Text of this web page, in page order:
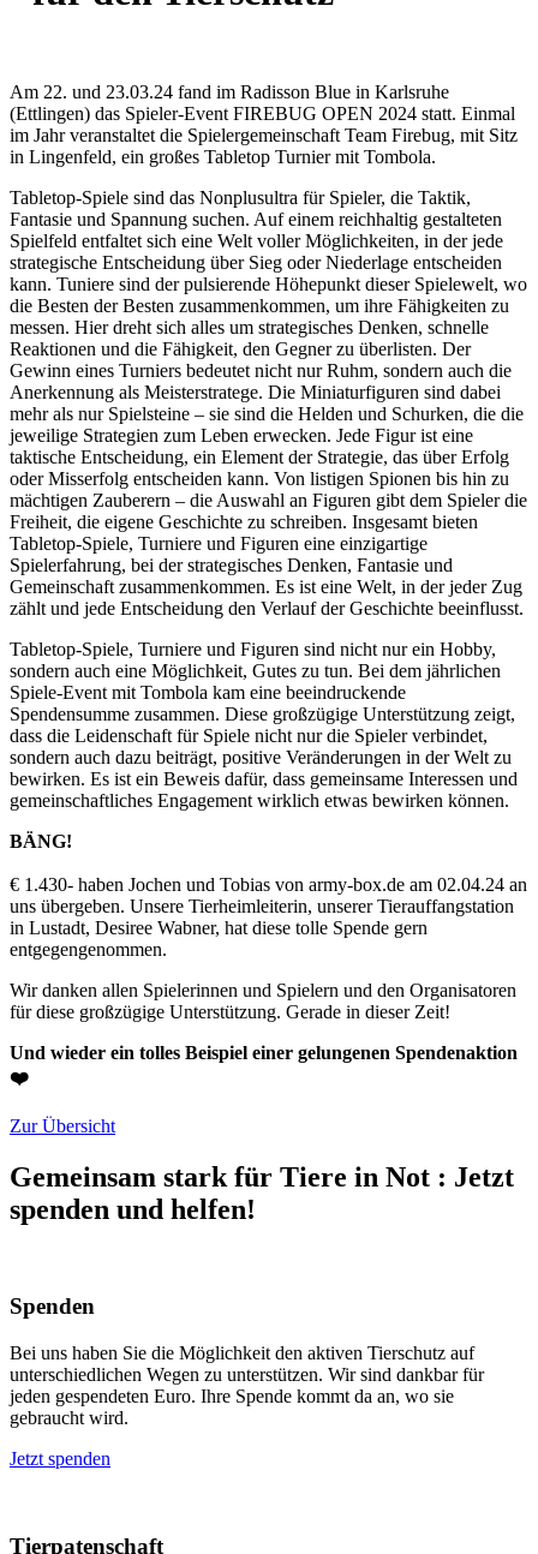
Am 22. und 23.03.24 fand im Radisson Blue in Karlsruhe
(Ettlingen) das Spieler-Event FIREBUG OPEN 2024 statt. Einmal
im Jahr veranstaltet die Spielergemeinschaft Team Firebug, mit Sitz
in Lingenfeld, ein großes Tabletop Turnier mit Tombola.
Tabletop-Spiele sind das Nonplusultra für Spieler, die Taktik,
Fantasie und Spannung suchen. Auf einem reichhaltig gestalteten
Spielfeld entfaltet sich eine Welt voller Möglichkeiten, in der jede
strategische Entscheidung über Sieg oder Niederlage entscheiden
kann. Tuniere sind der pulsierende Höhepunkt dieser Spielewelt, wo
die Besten der Besten zusammenkommen, um ihre Fähigkeiten zu
messen. Hier dreht sich alles um strategisches Denken, schnelle
Reaktionen und die Fähigkeit, den Gegner zu überlisten. Der
Gewinn eines Turniers bedeutet nicht nur Ruhm, sondern auch die
Anerkennung als Meisterstratege. Die Miniaturfiguren sind dabei
mehr als nur Spielsteine – sie sind die Helden und Schurken, die die
jeweilige Strategien zum Leben erwecken. Jede Figur ist eine
taktische Entscheidung, ein Element der Strategie, das über Erfolg
oder Misserfolg entscheiden kann. Von listigen Spionen bis hin zu
mächtigen Zauberern – die Auswahl an Figuren gibt dem Spieler die
Freiheit, die eigene Geschichte zu schreiben. Insgesamt bieten
Tabletop-Spiele, Turniere und Figuren eine einzigartige
Spielerfahrung, bei der strategisches Denken, Fantasie und
Gemeinschaft zusammenkommen. Es ist eine Welt, in der jeder Zug
zählt und jede Entscheidung den Verlauf der Geschichte beeinflusst.
Tabletop-Spiele, Turniere und Figuren sind nicht nur ein Hobby,
sondern auch eine Möglichkeit, Gutes zu tun. Bei dem jährlichen
Spiele-Event mit Tombola kam eine beeindruckende
Spendensumme zusammen. Diese großzügige Unterstützung zeigt,
dass die Leidenschaft für Spiele nicht nur die Spieler verbindet,
sondern auch dazu beiträgt, positive Veränderungen in der Welt zu
bewirken. Es ist ein Beweis dafür, dass gemeinsame Interessen und
gemeinschaftliches Engagement wirklich etwas bewirken können.
BÄNG!
€ 1.430- haben Jochen und Tobias von army-box.de am 02.04.24 an
uns übergeben. Unsere Tierheimleiterin, unserer Tierauffangstation
in Lustadt, Desiree Wabner, hat diese tolle Spende gern
entgegengenommen.
Wir danken allen Spielerinnen und Spielern und den Organisatoren
für diese großzügige Unterstützung. Gerade in dieser Zeit!
Und wieder ein tolles Beispiel einer gelungenen Spendenaktion
❤️
Zur Übersicht
Gemeinsam stark für Tiere in Not : Jetzt
spenden und helfen!
Spenden
Bei uns haben Sie die Möglichkeit den aktiven Tierschutz auf
unterschiedlichen Wegen zu unterstützen. Wir sind dankbar für
jeden gespendeten Euro. Ihre Spende kommt da an, wo sie
gebraucht wird.
Jetzt spenden
Tierpatenschaft